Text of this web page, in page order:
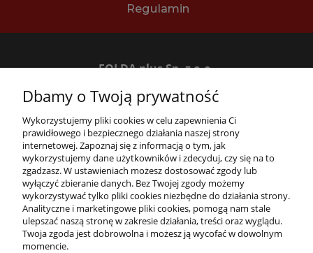
Regulamin
FOLDA plus Sp. z o.o.
tel. +48 61 894 43 64
e-mail:
sklep@folda.pl
NIP: 7811010444
REGON: 630352731
Dbamy o Twoją prywatność
Wykorzystujemy pliki cookies w celu zapewnienia Ci
prawidłowego i bezpiecznego działania naszej strony
internetowej. Zapoznaj się z informacją o tym, jak
wykorzystujemy dane użytkowników i zdecyduj, czy się na to
zgadzasz. W ustawieniach możesz dostosować zgody lub
wyłączyć zbieranie danych. Bez Twojej zgody możemy
wykorzystywać tylko pliki cookies niezbędne do działania strony.
Analityczne i marketingowe pliki cookies, pomogą nam stale
ulepszać naszą stronę w zakresie działania, treści oraz wyglądu.
Twoja zgoda jest dobrowolna i możesz ją wycofać w dowolnym
momencie.